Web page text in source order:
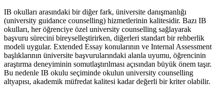
IB okulları arasındaki bir diğer fark, üniversite danışmanlığı
(university guidance counselling) hizmetlerinin kalitesidir. Bazı IB
okulları, her öğrenciye özel university counselling sağlayarak
başvuru sürecini bireyselleştirirken, diğerleri standart bir rehberlik
modeli uygular. Extended Essay konularının ve Internal Assessment
başlıklarının üniversite başvurularındaki alanla uyumu, öğrencinin
araştırma deneyiminin somutlaştırılması açısından büyük önem taşır.
Bu nedenle IB okulu seçiminde okulun university counselling
altyapısı, akademik müfredat kalitesi kadar değerli bir kriter olabilir.